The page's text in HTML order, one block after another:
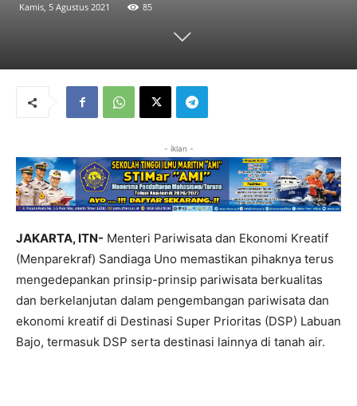
Kamis, 5 Agustus 2021 85
- iklan -
JAKARTA, ITN- Menteri Pariwisata dan Ekonomi Kreatif
(Menparekraf) Sandiaga Uno memastikan pihaknya terus
mengedepankan prinsip-prinsip pariwisata berkualitas
dan berkelanjutan dalam pengembangan pariwisata dan
ekonomi kreatif di Destinasi Super Prioritas (DSP) Labuan
Bajo, termasuk DSP serta destinasi lainnya di tanah air.